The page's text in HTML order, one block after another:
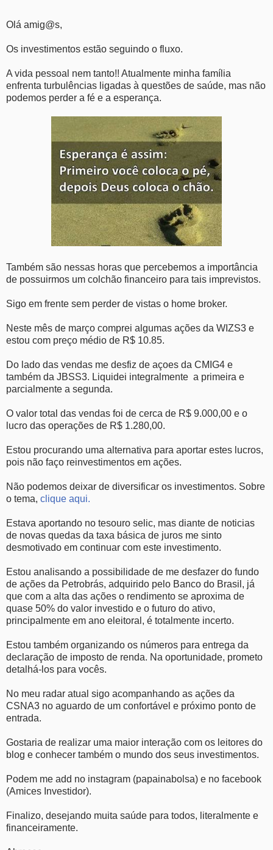
Olá amig@s,
Os investimentos estão seguindo o fluxo.
A vida pessoal nem tanto!! Atualmente minha família
enfrenta turbulências ligadas à questões de saúde, mas não
podemos perder a fé e a esperança.
Também são nessas horas que percebemos a importância
de possuirmos um colchão financeiro para tais imprevistos.
Sigo em frente sem perder de vistas o home broker.
Neste mês de março comprei algumas ações da WIZS3 e
estou com preço médio de R$ 10.85.
Do lado das vendas me desfiz de açoes da CMIG4 e
também da JBSS3. Liquidei integralmente a primeira e
parcialmente a segunda.
O valor total das vendas foi de cerca de R$ 9.000,00 e o
lucro das operações de R$ 1.280,00.
Estou procurando uma alternativa para aportar estes lucros,
pois não faço reinvestimentos em ações.
Não podemos deixar de diversificar os investimentos. Sobre
o tema, clique aqui.
Estava aportando no tesouro selic, mas diante de noticias
de novas quedas da taxa básica de juros me sinto
desmotivado em continuar com este investimento.
Estou analisando a possibilidade de me desfazer do fundo
de ações da Petrobrás, adquirido pelo Banco do Brasil, já
que com a alta das ações o rendimento se aproxima de
quase 50% do valor investido e o futuro do ativo,
principalmente em ano eleitoral, é totalmente incerto.
Estou também organizando os números para entrega da
declaração de imposto de renda. Na oportunidade, prometo
detalhá-los para vocês.
No meu radar atual sigo acompanhando as ações da
CSNA3 no aguardo de um confortável e próximo ponto de
entrada.
Gostaria de realizar uma maior interação com os leitores do
blog e conhecer também o mundo dos seus investimentos.
Podem me add no instagram (papainabolsa) e no facebook
(Amices Investidor).
Finalizo, desejando muita saúde para todos, literalmente e
financeiramente.